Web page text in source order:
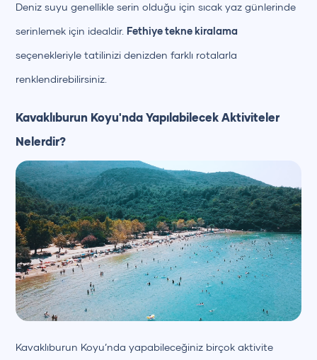
Deniz suyu genellikle serin olduğu için sıcak yaz günlerinde
serinlemek için idealdir. Fethiye tekne kiralama
seçenekleriyle tatilinizi denizden farklı rotalarla
renklendirebilirsiniz.
Kavaklıburun Koyu'nda Yapılabilecek Aktiviteler
Nelerdir?
Kavaklıburun Koyu’nda yapabileceğiniz birçok aktivite